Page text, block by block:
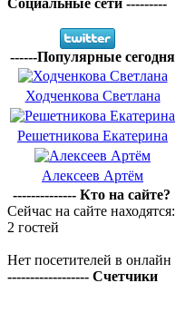
Социальные сети ---------
------Популярные сегодня
Ходченкова Светлана
Решетникова Екатерина
Алексеев Артём
-------------- Кто на сайте?
Сейчас на сайте находятся:
2 гостей
Нет посетителей в онлайн
------------------ Счетчики